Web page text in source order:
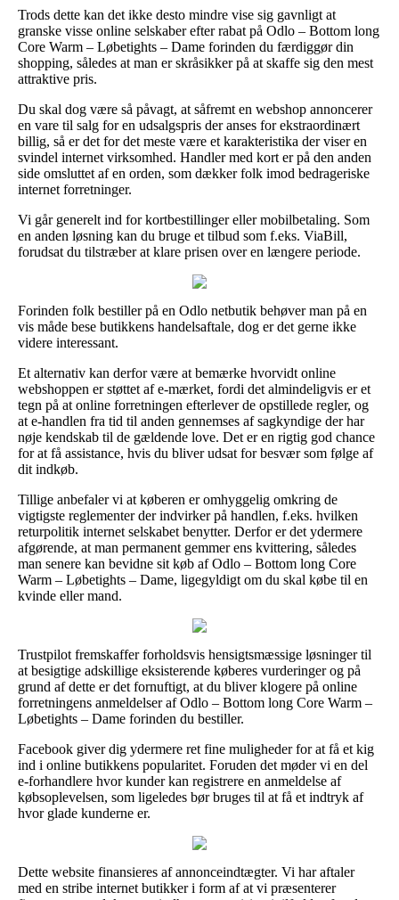
Trods dette kan det ikke desto mindre vise sig gavnligt at
granske visse online selskaber efter rabat på Odlo – Bottom long
Core Warm – Løbetights – Dame forinden du færdiggør din
shopping, således at man er skråsikker på at skaffe sig den mest
attraktive pris.
Du skal dog være så påvagt, at såfremt en webshop annoncerer
en vare til salg for en udsalgspris der anses for ekstraordinært
billig, så er det for det meste være et karakteristika der viser en
svindel internet virksomhed. Handler med kort er på den anden
side omsluttet af en orden, som dækker folk imod bedrageriske
internet forretninger.
Vi går generelt ind for kortbestillinger eller mobilbetaling. Som
en anden løsning kan du bruge et tilbud som f.eks. ViaBill,
forudsat du tilstræber at klare prisen over en længere periode.
Forinden folk bestiller på en Odlo netbutik behøver man på en
vis måde bese butikkens handelsaftale, dog er det gerne ikke
videre interessant.
Et alternativ kan derfor være at bemærke hvorvidt online
webshoppen er støttet af e-mærket, fordi det almindeligvis er et
tegn på at online forretningen efterlever de opstillede regler, og
at e-handlen fra tid til anden gennemses af sagkyndige der har
nøje kendskab til de gældende love. Det er en rigtig god chance
for at få assistance, hvis du bliver udsat for besvær som følge af
dit indkøb.
Tillige anbefaler vi at køberen er omhyggelig omkring de
vigtigste reglementer der indvirker på handlen, f.eks. hvilken
returpolitik internet selskabet benytter. Derfor er det ydermere
afgørende, at man permanent gemmer ens kvittering, således
man senere kan bevidne sit køb af Odlo – Bottom long Core
Warm – Løbetights – Dame, ligegyldigt om du skal købe til en
kvinde eller mand.
Trustpilot fremskaffer forholdsvis hensigtsmæssige løsninger til
at besigtige adskillige eksisterende køberes vurderinger og på
grund af dette er det fornuftigt, at du bliver klogere på online
forretningens anmeldelser af Odlo – Bottom long Core Warm –
Løbetights – Dame forinden du bestiller.
Facebook giver dig ydermere ret fine muligheder for at få et kig
ind i online butikkens popularitet. Foruden det møder vi en del
e-forhandlere hvor kunder kan registrere en anmeldelse af
købsoplevelsen, som ligeledes bør bruges til at få et indtryk af
hvor glade kunderne er.
Dette website finansieres af annonceindtægter. Vi har aftaler
med en stribe internet butikker i form af at vi præsenterer